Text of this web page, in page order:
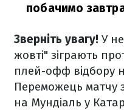
побачимо
Зверніть увагу! У
жовті" зіграють
плей-офф відбору
Переможець матчу
на Мундіаль у